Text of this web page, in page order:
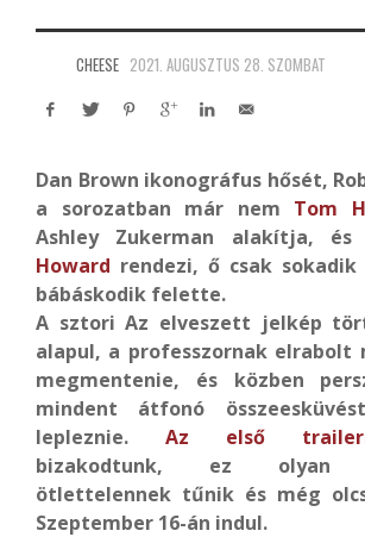
CHEESE 2021. AUGUSZTUS 28. SZOMBAT
Dan Brown ikonográfus hősét,
a sorozatban már nem Tom
Ashley Zukerman alakítja,
Howard rendezi, ő csak sokadik
bábáskodik felette.
A sztori Az elveszett jelkép
alapul, a professzornak elrabolt
megmentenie, és közben
mindent átfonó
lepleznie. Az első
bizakodtunk, ez olyan
ötlettelennek tűnik és még
Szeptember 16-án indul.